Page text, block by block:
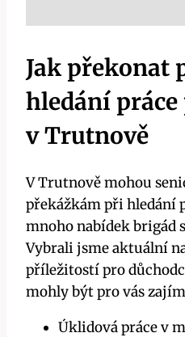
Jak překonat
hledání práce
v Trutnově
V Trutnově mohou
překážkám při hledání
mnoho nabídek brigád
Vybrali jsme aktuální
příležitostí pro
mohly být pro vás
Úklidová práce v